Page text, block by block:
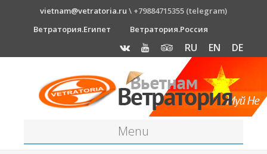
vietnam@vetratoria.ru \ +79884715355 (telegram)
Ветратория.Египет
Ветратория.Россия
RU EN DE
Menu